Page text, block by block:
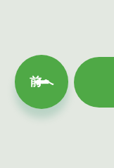
前へ
次へ